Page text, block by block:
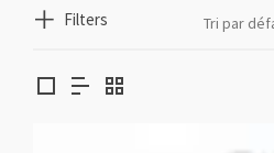
Filters